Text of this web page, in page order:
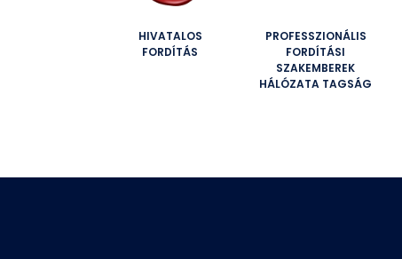
HIVATALOS
FORDÍTÁS
PROFESSZIONÁLIS
FORDÍTÁSI
SZAKEMBEREK
HÁLÓZATA TAGSÁG